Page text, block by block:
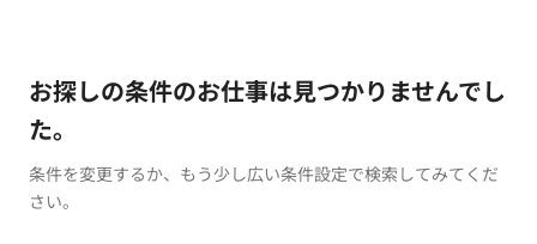
お探しの条件のお仕事は見つかりませんでし
た。
条件を変更するか、もう少し広い条件設定で検索してみてくだ
さい。